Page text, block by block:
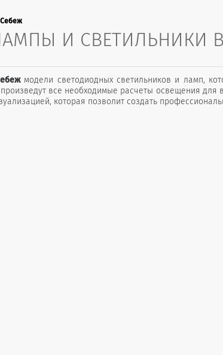
Себеж
И СВЕТИЛЬНИКИ В
модели светодиодных светильников и ламп,
все необходимые расчеты освещения
которая позволит создать